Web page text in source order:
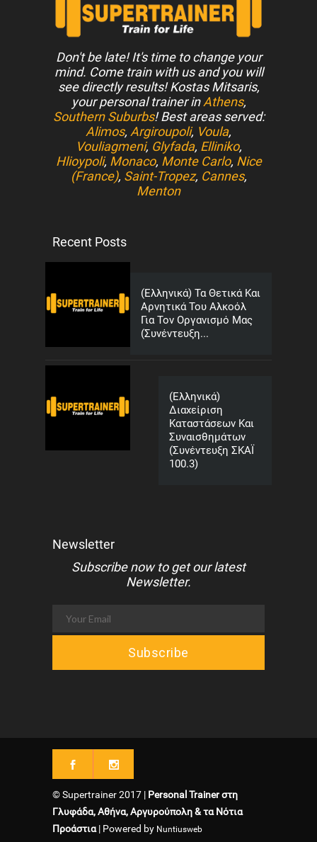
Don't be late! It's time to change your
mind. Come train with us and you will
see directly results! Kostas Mitsaris,
your personal trainer inAthens,
Southern Suburbs! Best areas served:
Alimos, Argiroupoli, Voula,
Vouliagmeni, Glyfada, Elliniko,
Hlioypoli, Monaco, Monte Carlo, Nice
(France), Saint-Tropez, Cannes,
Menton
Recent Posts
(Ελληνικά) Τα Θετικά Και
Αρνητικά Του Αλκοόλ
Για Τον Οργανισμό Μας
(Συνέντευξη...
(Ελληνικά)
Διαχείριση
Καταστάσεων Και
Συναισθημάτων
(Συνέντευξη ΣΚΑΪ
100.3)
Newsletter
Subscribe now to get our latest
Newsletter.
© Supertrainer 2017 | Personal Trainer στη
Γλυφάδα, Αθήνα, Αργυρούπολη & τα Νότια
Προάστια| Powered by Nuntiusweb